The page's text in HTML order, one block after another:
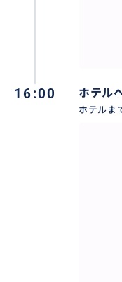
16:00 ホテル
ホテルま